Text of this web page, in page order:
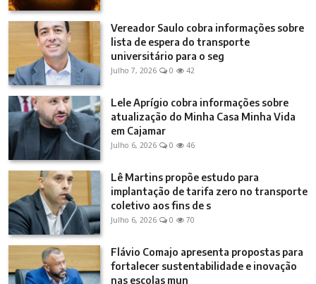
Vereador Saulo cobra informações sobre
lista de espera do transporte
universitário para o seg
Julho 7, 2026 0 42
Lele Aprígio cobra informações sobre
atualização do Minha Casa Minha Vida
em Cajamar
Julho 6, 2026 0 46
Lê Martins propõe estudo para
implantação de tarifa zero no transporte
coletivo aos fins de s
Julho 6, 2026 0 70
Flávio Comajo apresenta propostas para
fortalecer sustentabilidade e inovação
nas escolas mun